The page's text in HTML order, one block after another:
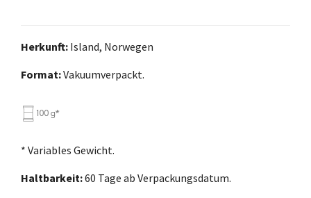
Herkunft: Island, Norwegen
Format:Vakuumverpackt.
* Variables Gewicht.
Haltbarkeit:60 Tage ab Verpackungsdatum.